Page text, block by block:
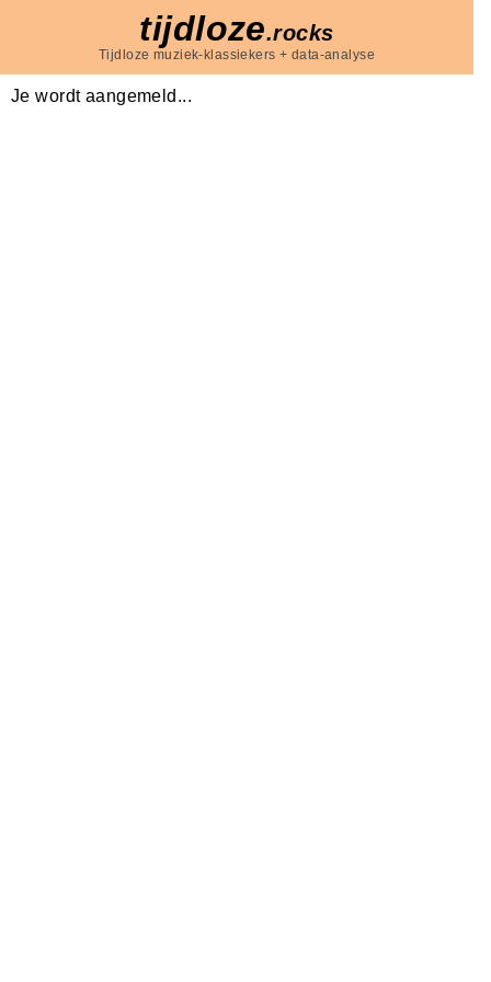
tijdloze.rocks
Tijdloze muziek-klassiekers + data-analyse
Je wordt aangemeld...